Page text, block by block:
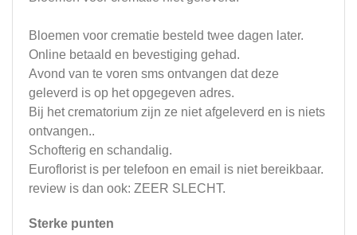
Bloemen voor crematie besteld twee dagen later.
Online betaald en bevestiging gehad.
Avond van te voren sms ontvangen dat deze
geleverd is op het opgegeven adres.
Bij het crematorium zijn ze niet afgeleverd en is niets
ontvangen..
Schofterig en schandalig.
Euroflorist is per telefoon en email is niet bereikbaar.
review is dan ook: ZEER SLECHT.
Sterke punten